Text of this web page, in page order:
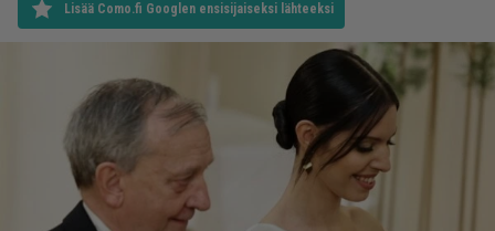
Lisää Como.fi Googlen ensisijaiseksi lähteeksi